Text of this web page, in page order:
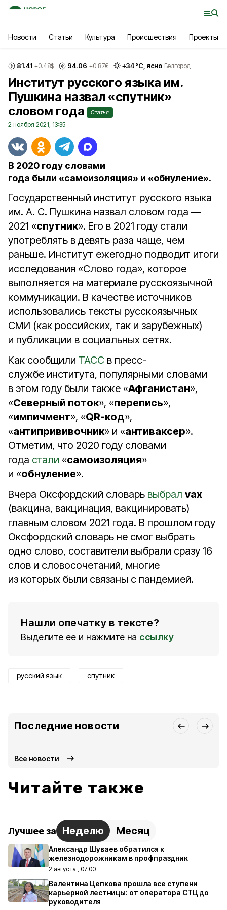
Новости Статьи Культура Происшествия Проекты
81.41 +0.48$ 94.06 +0.87€ +34°С, ясно Белгород
Институт русского языка им.
Пушкина назвал «спутник»
словом года
Статья
2 ноября 2021, 13:35
В 2020 году словами
года были «самоизоляция» и «обнуление».
Государственный институт русского языка
им. А. С. Пушкина назвал словом года —
2021 «спутник». Его в 2021 году стали
употреблять в девять раза чаще, чем
раньше. Институт ежегодно подводит итоги
исследования «Слово года», которое
выполняется на материале русскоязычной
коммуникации. В качестве источников
использовались тексты русскоязычных
СМИ (как российских, так и зарубежных)
и публикации в социальных сетях.
Как сообщили ТАСС в пресс-
службе института, популярными словами
в этом году были также «Афганистан»,
«Северный поток», «перепись»,
«импичмент», «QR-код»,
«антипрививочник» и «антиваксер».
Отметим, что 2020 году словами
года стали «самоизоляция»
и «обнуление».
Вчера Оксфордский словарь выбрал vax
(вакцина, вакцинация, вакцинировать)
главным словом 2021 года. В прошлом году
Оксфордский словарь не смог выбрать
одно слово, составители выбрали сразу 16
слов и словосочетаний, многие
из которых были связаны с пандемией.
Нашли опечатку в тексте?
Выделите ее и нажмите на ссылку
русский язык спутник
Последние новости
Все новости
Читайте также
Лучшее за Неделю Месяц
Александр Шуваев обратился к
железнодорожникам в профпраздник
2 августа , 07:00
Валентина Цепкова прошла все ступени
карьерной лестницы: от оператора СТЦ до
руководителя